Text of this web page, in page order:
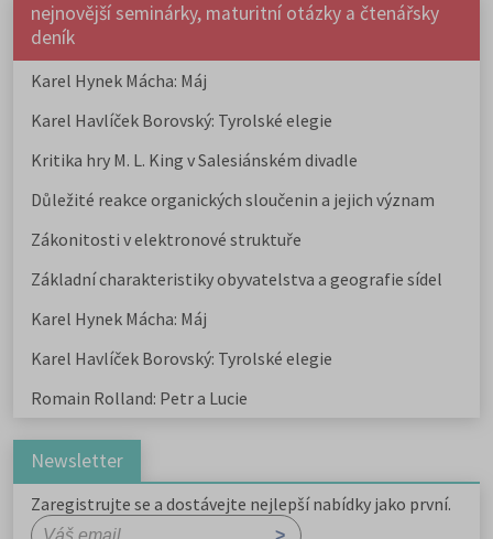
nejnovější seminárky, maturitní otázky a čtenářsky
deník
Karel Hynek Mácha: Máj
Karel Havlíček Borovský: Tyrolské elegie
Kritika hry M. L. King v Salesiánském divadle
Důležité reakce organických sloučenin a jejich význam
Zákonitosti v elektronové struktuře
Základní charakteristiky obyvatelstva a geografie sídel
Karel Hynek Mácha: Máj
Karel Havlíček Borovský: Tyrolské elegie
Romain Rolland: Petr a Lucie
Newsletter
Zaregistrujte se a dostávejte nejlepší nabídky jako první.